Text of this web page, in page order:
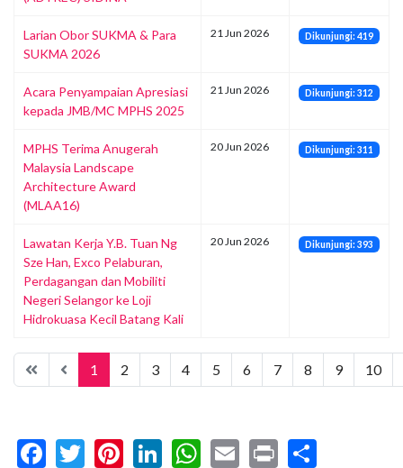
Larian Obor SUKMA & Para
SUKMA 2026
21 Jun 2026 Dikunjungi: 419
Acara Penyampaian Apresiasi
kepada JMB/MC MPHS 2025
21 Jun 2026 Dikunjungi: 312
MPHS Terima Anugerah
Malaysia Landscape
Architecture Award
(MLAA16)
20 Jun 2026 Dikunjungi: 311
Lawatan Kerja Y.B. Tuan Ng
Sze Han, Exco Pelaburan,
Perdagangan dan Mobiliti
Negeri Selangor ke Loji
Hidrokuasa Kecil Batang Kali
20 Jun 2026 Dikunjungi: 393
1 2 3 4 5 6 7 8 9 10
Facebook
Twitter
Pinterest
LinkedIn
WhatsApp
Email
Print